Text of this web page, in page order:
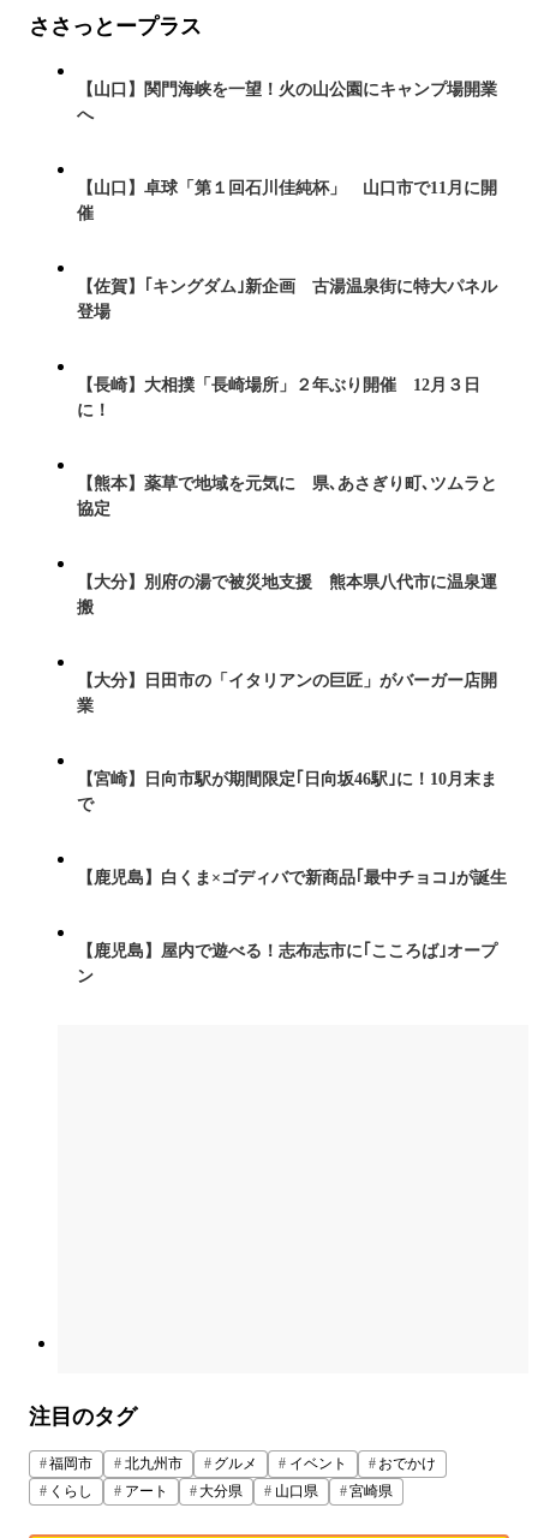
ささっとープラス
【山口】関門海峡を一望！火の山公園にキャンプ場開業
へ
【山口】卓球「第１回石川佳純杯」 山口市で11月に開
催
【佐賀】｢キングダム｣新企画 古湯温泉街に特大パネル
登場
【長崎】大相撲「長崎場所」２年ぶり開催 12月３日
に！
【熊本】薬草で地域を元気に 県､あさぎり町､ツムラと
協定
【大分】別府の湯で被災地支援 熊本県八代市に温泉運
搬
【大分】日田市の「イタリアンの巨匠」がバーガー店開
業
【宮崎】日向市駅が期間限定｢日向坂46駅｣に！10月末ま
で
【鹿児島】白くま×ゴディバで新商品｢最中チョコ｣が誕生
【鹿児島】屋内で遊べる！志布志市に｢こころば｣オープ
ン
注目のタグ
福岡市 北九州市 グルメ イベント
おでかけ
くらし
アート 大分県 山口県 宮崎県